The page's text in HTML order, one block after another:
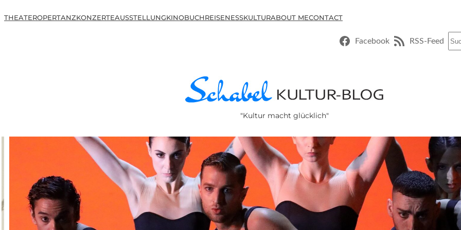
THEATEROPERTANZKONZERTEAUSSTELLUNGKINOBUCHREISENESSKULTURABOUT MECONTACT
Facebook RSS-Feed
"Kultur macht glücklich"